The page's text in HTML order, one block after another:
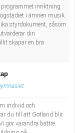
programmet inriktning
i ämnen musik.
styrdokument, såsom
din
skapar en bra
individ och
du till att Gotland blir
gör varandra bättre.